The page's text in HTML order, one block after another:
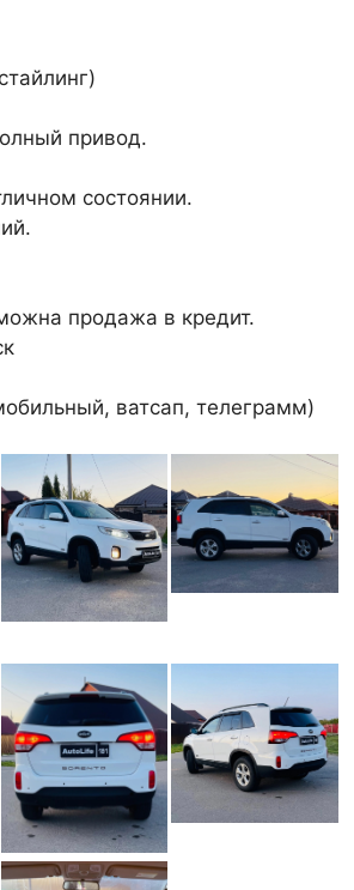
привод.
состоянии.
продажа в кредит.
ватсап, телеграмм)